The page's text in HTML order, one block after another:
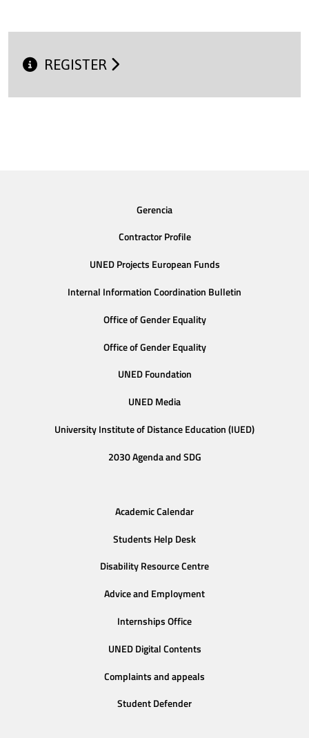
REGISTER
Gerencia
Contractor Profile
UNED Projects European Funds
Internal Information Coordination Bulletin
Office of Gender Equality
Office of Gender Equality
UNED Foundation
UNED Media
University Institute of Distance Education (IUED)
2030 Agenda and SDG
Academic Calendar
Students Help Desk
Disability Resource Centre
Advice and Employment
Internships Office
UNED Digital Contents
Complaints and appeals
Student Defender